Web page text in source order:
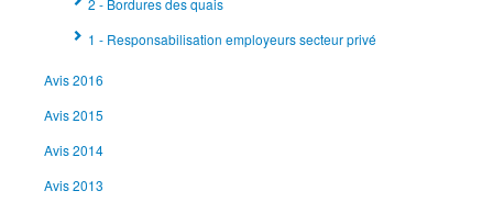
2 - Bordures des quais
1 - Responsabilisation employeurs secteur privé
Avis 2016
Avis 2015
Avis 2014
Avis 2013